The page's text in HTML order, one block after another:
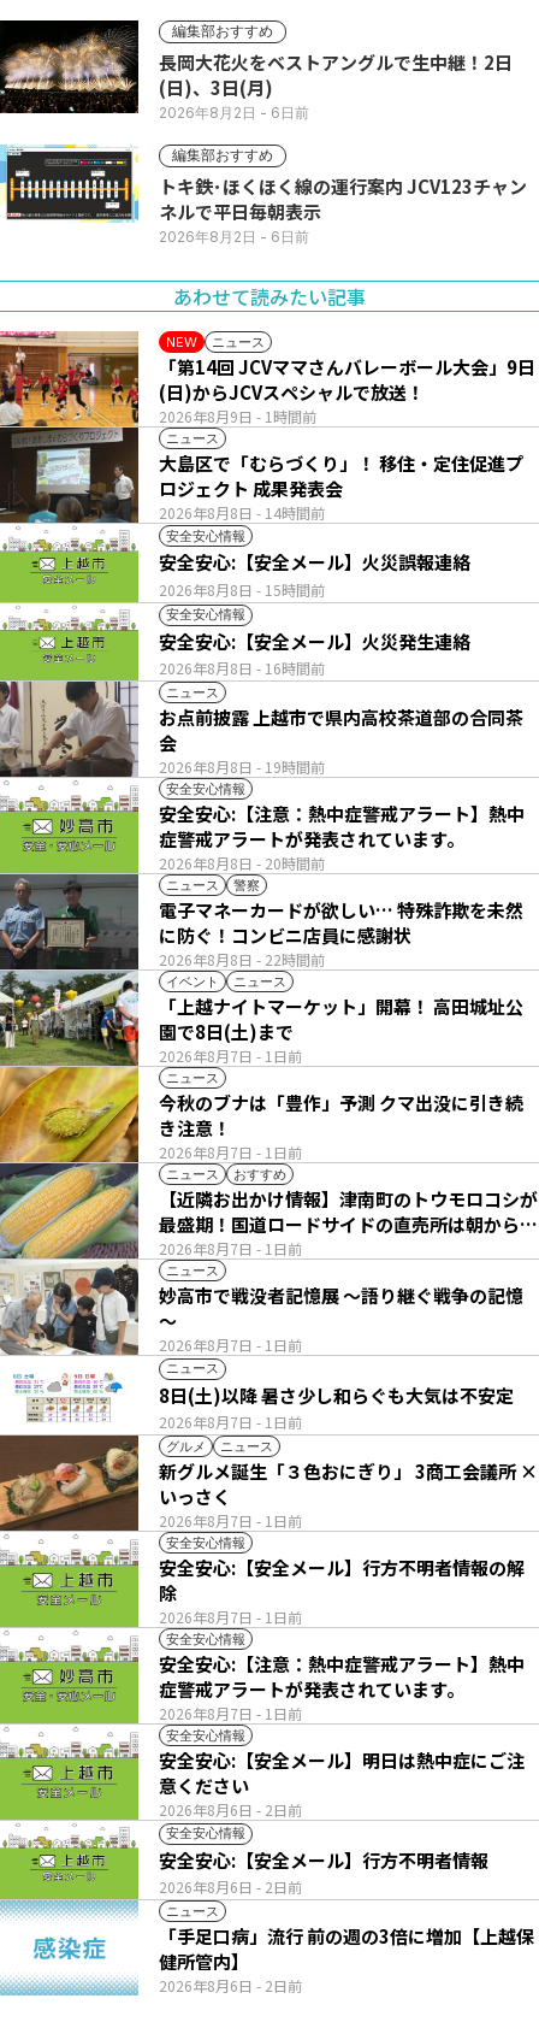
編集部おすすめ
長岡大花火をベストアングルで生中継！2日
(日)、3日(月)
2026年8月2日 - 6日前
編集部おすすめ
トキ鉄･ほくほく線の運行案内 JCV123チャン
ネルで平日毎朝表示
2026年8月2日 - 6日前
あわせて読みたい記事
NEW ニュース
2026年8月9日 - 1時間前
「第14回 JCVママさんバレーボール大会」9日
(日)からJCVスペシャルで放送！
ニュース
2026年8月8日 - 14時間前
大島区で「むらづくり」！ 移住・定住促進プ
ロジェクト 成果発表会
安全安心情報
2026年8月8日 - 15時間前
安全安心:【安全メール】火災誤報連絡
安全安心情報
2026年8月8日 - 16時間前
安全安心:【安全メール】火災発生連絡
ニュース
2026年8月8日 - 19時間前
お点前披露 上越市で県内高校茶道部の合同茶
会
安全安心情報
2026年8月8日 - 20時間前
安全安心:【注意：熱中症警戒アラート】熱中
症警戒アラートが発表されています。
ニュース 警察
2026年8月8日 - 22時間前
電子マネーカードが欲しい… 特殊詐欺を未然
に防ぐ！コンビニ店員に感謝状
イベント ニュース
2026年8月7日 - 1日前
「上越ナイトマーケット」開幕！ 高田城址公
園で8日(土)まで
ニュース
2026年8月7日 - 1日前
今秋のブナは「豊作」予測 クマ出没に引き続
き注意！
ニュース おすすめ
2026年8月7日 - 1日前
【近隣お出かけ情報】津南町のトウモロコシが
最盛期！国道ロードサイドの直売所は朝から長
い列
ニュース
2026年8月7日 - 1日前
妙高市で戦没者記憶展 ～語り継ぐ戦争の記憶
～
ニュース
2026年8月7日 - 1日前
8日(土)以降 暑さ少し和らぐも大気は不安定
グルメ ニュース
2026年8月7日 - 1日前
新グルメ誕生「３色おにぎり」 3商工会議所 ×
いっさく
安全安心情報
2026年8月7日 - 1日前
安全安心:【安全メール】行方不明者情報の解
除
安全安心情報
2026年8月7日 - 1日前
安全安心:【注意：熱中症警戒アラート】熱中
症警戒アラートが発表されています。
安全安心情報
2026年8月6日 - 2日前
安全安心:【安全メール】明日は熱中症にご注
意ください
安全安心情報
2026年8月6日 - 2日前
安全安心:【安全メール】行方不明者情報
ニュース
2026年8月6日 - 2日前
「手足口病」流行 前の週の3倍に増加【上越保
健所管内】